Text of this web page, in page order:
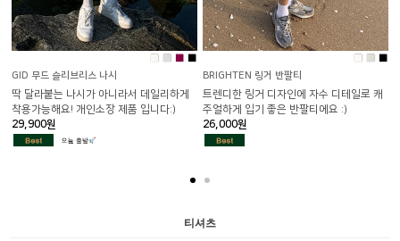
GID 무드 슬리브리스 나시
딱 달라붙는 나시가 아니라서 데일리하게
착용가능해요! 개인소장 제품 입니다:)
29,900원
BRIGHTEN 링거 반팔티
트렌디한 링거 디자인에 자수 디테일로 캐
주얼하게 입기 좋은 반팔티에요 :)
26,000원
티셔츠